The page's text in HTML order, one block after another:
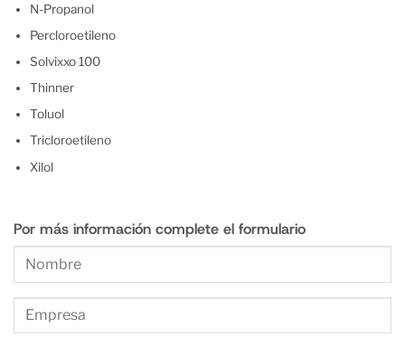
N-Propanol
Percloroetileno
Solvixxo 100
Thinner
Toluol
Tricloroetileno
Xilol
Por más información complete el formulario